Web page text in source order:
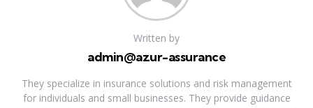
Written by
admin@azur-assurance
They specialize in insurance solutions and risk management
for individuals and small businesses. They provide guidance